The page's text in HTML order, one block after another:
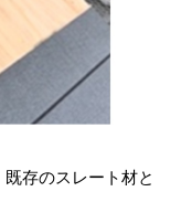
存のスレート材と